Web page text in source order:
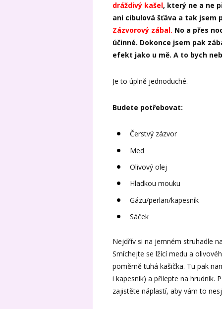
dráždivý kašel, který ne a ne
ani cibulová šťáva a tak jsem
Zázvorový zábal. No a přes
účinné. Dokonce jsem pak
efekt jako u mě. A to bych
Je to úplně jednoduché.
Budete potřebovat:
Čerstvý zázvor
Med
Olivový olej
Hladkou mouku
Gázu/perlan/kapesník
Sáček
Nejdřív si na jemném struhadle
Smíchejte se lžící medu a
poměrně tuhá kašička. Tu pak
i kapesník) a přilepte na hrudník.
zajistěte náplastí, aby vám to